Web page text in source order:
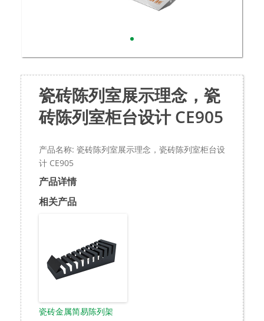
瓷砖陈列室展示理念，瓷
砖陈列室柜台设计 CE905
产品名称: 瓷砖陈列室展示理念，瓷砖陈列室柜台设
计 CE905
产品详情
相关产品
瓷砖金属简易陈列架